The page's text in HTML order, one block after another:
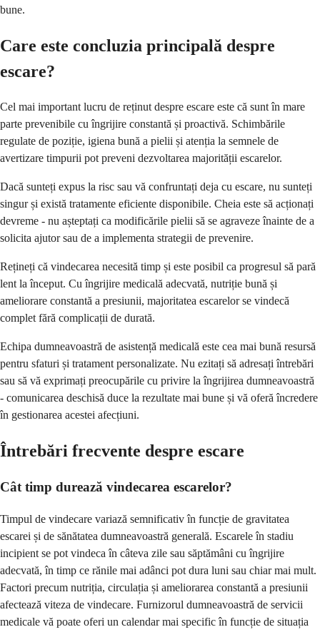
bune.
Care este concluzia principală despre
escare?
Cel mai important lucru de reținut despre escare este că sunt în mare
parte prevenibile cu îngrijire constantă și proactivă. Schimbările
regulate de poziție, igiena bună a pielii și atenția la semnele de
avertizare timpurii pot preveni dezvoltarea majorității escarelor.
Dacă sunteți expus la risc sau vă confruntați deja cu escare, nu sunteți
singur și există tratamente eficiente disponibile. Cheia este să acționați
devreme - nu așteptați ca modificările pielii să se agraveze înainte de a
solicita ajutor sau de a implementa strategii de prevenire.
Rețineți că vindecarea necesită timp și este posibil ca progresul să pară
lent la început. Cu îngrijire medicală adecvată, nutriție bună și
ameliorare constantă a presiunii, majoritatea escarelor se vindecă
complet fără complicații de durată.
Echipa dumneavoastră de asistență medicală este cea mai bună resursă
pentru sfaturi și tratament personalizate. Nu ezitați să adresați întrebări
sau să vă exprimați preocupările cu privire la îngrijirea dumneavoastră
- comunicarea deschisă duce la rezultate mai bune și vă oferă încredere
în gestionarea acestei afecțiuni.
Întrebări frecvente despre escare
Cât timp durează vindecarea escarelor?
Timpul de vindecare variază semnificativ în funcție de gravitatea
escarei și de sănătatea dumneavoastră generală. Escarele în stadiu
incipient se pot vindeca în câteva zile sau săptămâni cu îngrijire
adecvată, în timp ce rănile mai adânci pot dura luni sau chiar mai mult.
Factori precum nutriția, circulația și ameliorarea constantă a presiunii
afectează viteza de vindecare. Furnizorul dumneavoastră de servicii
medicale vă poate oferi un calendar mai specific în funcție de situația